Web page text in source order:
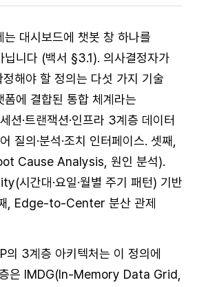
는 대시보드에 챗봇 창 하나를
닙니다 (백서 §3.1). 의사결정자가
정해야 할 정의는 다섯 가지 기술
폼에 결합된 통합 체계라는
션·트랜잭션·인프라 3계층 데이터
질의·분석·조치 인터페이스. 셋째,
Cause Analysis, 원인 분석).
시간대·요일·월별 주기 패턴) 기반
, Edge-to-Center 분산 관제
의 3계층 아키텍처는 이 정의에
층은 IMDG(In-Memory Data Grid,